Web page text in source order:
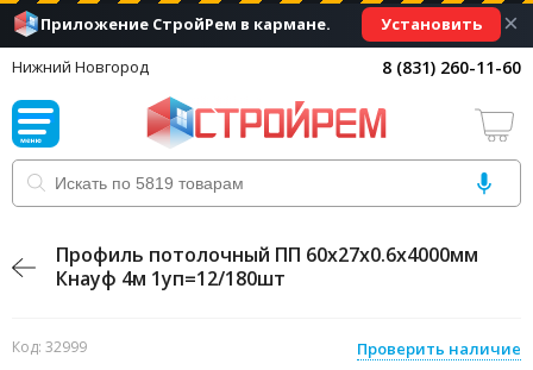
Приложение СтройРем в кармане. Установить ×
Нижний Новгород 8 (831) 260-11-60
Профиль потолочный ПП 60х27х0.6х4000мм
Кнауф 4м 1уп=12/180шт
Код: 32999 Проверить наличие